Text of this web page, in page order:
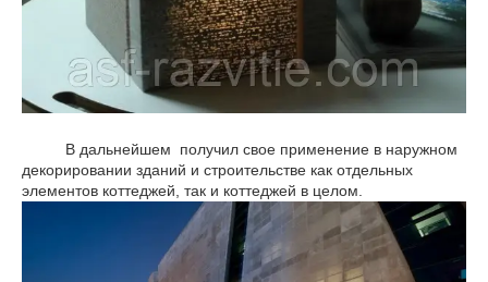
В дальнейшем получил свое применение в наружном
декорировании зданий и строительстве как отдельных
элементов коттеджей, так и коттеджей в целом.